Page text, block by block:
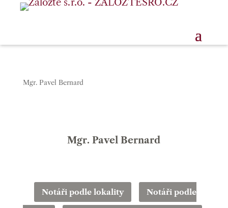
Mgr. Pavel Bernard
Mgr. Pavel Bernard
Notáři podle lokality Notáři podle